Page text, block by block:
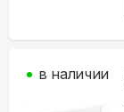
в наличии